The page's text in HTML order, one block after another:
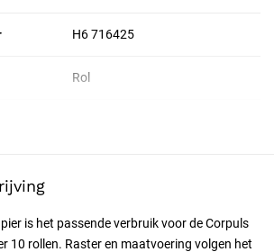
H6 716425
Rol
is het passende verbruik voor de Corpuls
10 rollen. Raster en maatvoering volgen het